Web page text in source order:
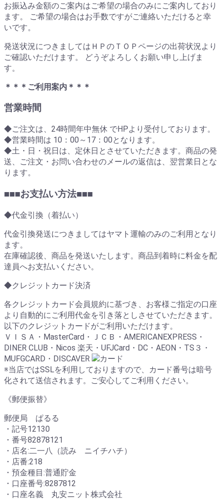
お振込み金額のご案内はご希望の場合のみにご案内しており
ます。 ご希望の場合はお手数ですがご連絡いただけると幸
いです。
発送状況につきましてはＨＰのＴＯＰページの出荷状況より
ご確認いただけます。 どうぞよろしくお願い申し上げま
す。
＊＊＊ご利用案内＊＊＊
営業時間
◆ご注文は、24時間年中無休 でHPより受付しております。
◆営業時間は 10：00～17：00となります。
◆土・日・祝日は、定休日とさせていただきます。商品の発
送、ご注文・お問い合わせのメールの返信は、翌営業日とな
ります。
■■■お支払い方法■■■
◆代金引換（着払い）
代金引換発送につきましてはヤマト運輸のみのご利用となり
ます。
在庫確認後、商品を発送いたします。商品到着時に料金を配
達員へお支払いください。
◆クレジットカード決済
各クレジットカード会員規約に基づき、お客様ご指定の口座
より自動的にご利用代金を引き落としさせていただきます。
以下のクレジットカードがご利用いただけます。
ＶＩＳＡ・MasterCard・ＪＣＢ・AMERICANEXPRESS・
DINER CLUB・Nicos 楽天・UFJCard・DC・AEON・TS３・
MUFGCARD・DISCAVER
※当店ではSSLを利用しておりますので、カード番号は暗号
化されて送信されます。ご安心してご利用ください。
《郵便振替》
郵便局 ぱるる
・記号12130
・番号82878121
・店名:二一八（読み ニイチハチ）
・店番:218
・預金種目:普通貯金
・口座番号:8287812
・口座名義 丸安ニット株式会社